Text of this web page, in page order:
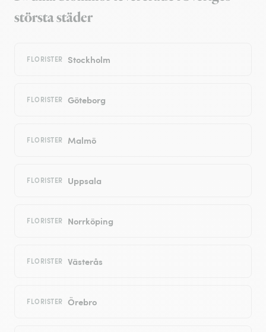
största städer
FLORISTER Stockholm
FLORISTER Göteborg
FLORISTER Malmö
FLORISTER Uppsala
FLORISTER Norrköping
FLORISTER Västerås
FLORISTER Örebro